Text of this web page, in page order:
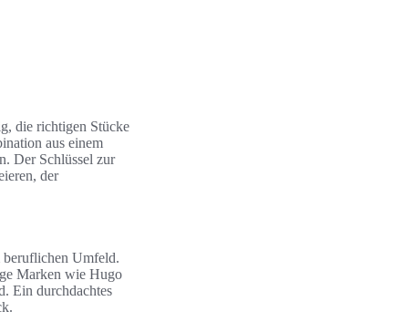
die richtigen Stücke
aus einem
Der Schlüssel zur
der
beruflichen Umfeld.
Marken wie Hugo
Ein durchdachtes